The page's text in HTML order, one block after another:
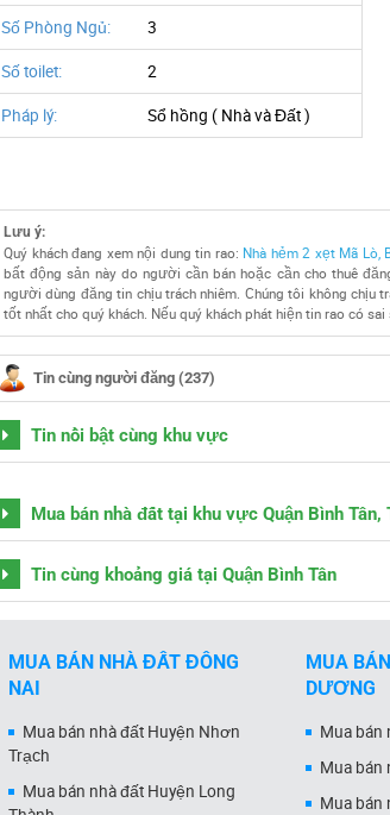
Số Phòng Ngủ: 3
Số toilet: 2
Pháp lý: Sổ hồng ( Nhà và Đất )
Lưu ý:
Quý khách đang xem nội dung tin rao: Nhà hẻm 2 xẹt Mã
bất động sản này do người cần bán hoặc cần cho thuê
người dùng đăng tin chịu trách nhiêm. Chúng tôi không chịu
tốt nhất cho quý khách. Nếu quý khách phát hiện tin rao có
Tin cùng người đăng (237)
Tin nổi bật cùng khu vực
Mua bán nhà đất tại khu vực Quận Bình Tân,
Tin cùng khoảng giá tại Quận Bình Tân
MUA BÁN NHÀ ĐẤT ĐỒNG
NAI
Mua bán nhà đất Huyện Nhơn
Trạch
Mua bán nhà đất Huyện Long
MUA
DƯƠNG
Mua bán
Mua bán
Mua bán